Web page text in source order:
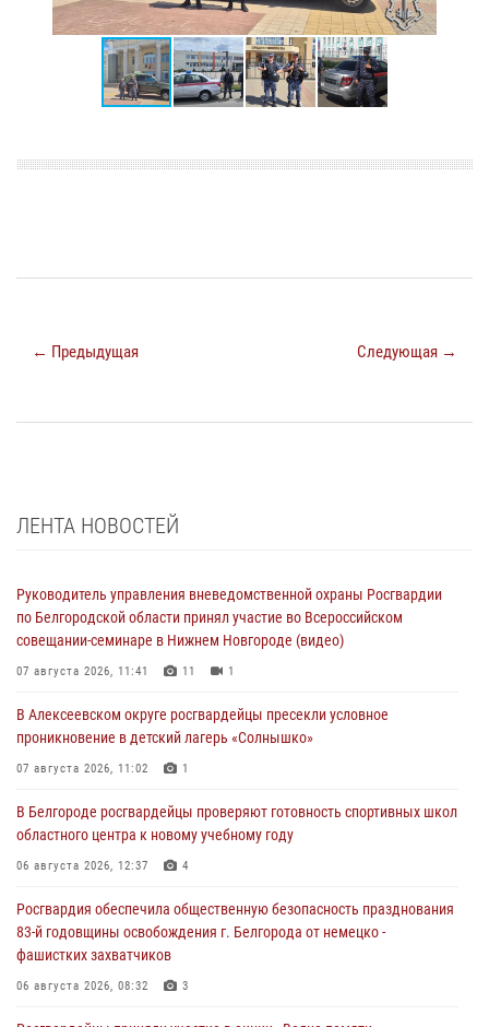
← Предыдущая Следующая →
ЛЕНТА НОВОСТЕЙ
Руководитель управления вневедомственной охраны Росгвардии
по Белгородской области принял участие во Всероссийском
совещании-семинаре в Нижнем Новгороде (видео)
07 августа 2026, 11:41 11 1
В Алексеевском округе росгвардейцы пресекли условное
проникновение в детский лагерь «Солнышко»
07 августа 2026, 11:02 1
В Белгороде росгвардейцы проверяют готовность спортивных школ
областного центра к новому учебному году
06 августа 2026, 12:37 4
Росгвардия обеспечила общественную безопасность празднования
83-й годовщины освобождения г. Белгорода от немецко -
фашистких захватчиков
06 августа 2026, 08:32 3